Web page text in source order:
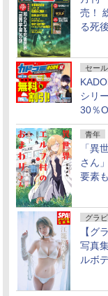
売！
る死
セール
シリ
30％
ェア
青年
「異
さん
要素
グラ
【グ
写真
ルボ